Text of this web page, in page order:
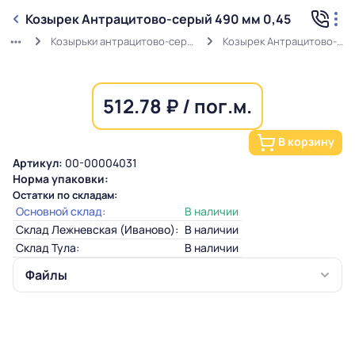
Козырек Антрацитово-серый 490 мм 0,45
Козырьки антрацитово-серые (0,45мм) RAL 7016 Козырек Антрацитово-серый 490 мм 0,45
512.78 ₽ / пог.м.
В корзину
Артикул: 00-00004031
Норма упаковки:
Остатки по складам:
Основной склад:
В наличии
Склад Лежневская (Иваново): В наличии
Склад Тула:
В наличии
Файлы